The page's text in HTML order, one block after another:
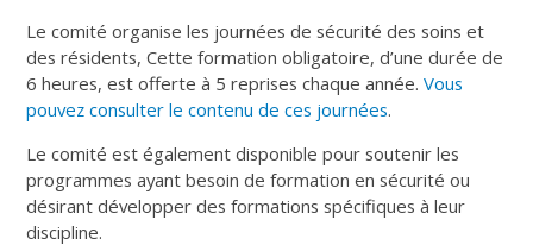
Le comité organise les journées de sécurité des soins et
des résidents, Cette formation obligatoire, d’une durée de
6 heures, est offerte à 5 reprises chaque année.Vous
pouvez consulter le contenu de ces journées.
Le comité est également disponible pour soutenir les
programmes ayant besoin de formation en sécurité ou
désirant développer des formations spécifiques à leur
discipline.